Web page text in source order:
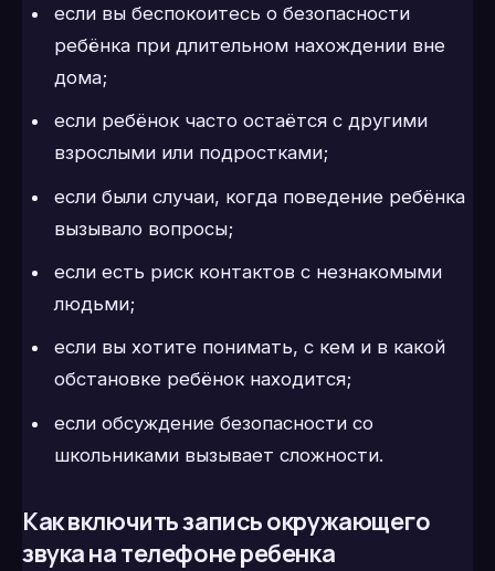
если вы беспокоитесь о безопасности
ребёнка при длительном нахождении вне
дома;
если ребёнок часто остаётся с другими
взрослыми или подростками;
если были случаи, когда поведение ребёнка
вызывало вопросы;
если есть риск контактов с незнакомыми
людьми;
если вы хотите понимать, с кем и в какой
обстановке ребёнок находится;
если обсуждение безопасности со
школьниками вызывает сложности.
Как включить запись окружающего
звука на телефоне ребенка